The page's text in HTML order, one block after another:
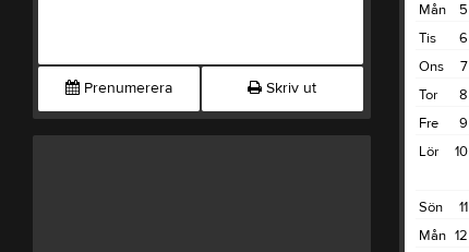
Prenumerera Skriv ut
5
Mån
6
Tis
7
Ons
8
Tor
9
Fre
10
Lör
11
Sön
12
Mån